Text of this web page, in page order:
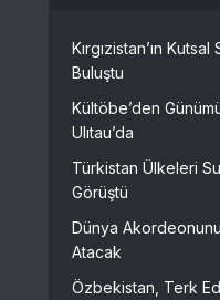
Kırgızistan’ın
Buluştu
Kültöbe’den
Ulıtau’da
Türkistan Ülkeleri
Görüştü
Dünya
Atacak
Özbekistan, Terk